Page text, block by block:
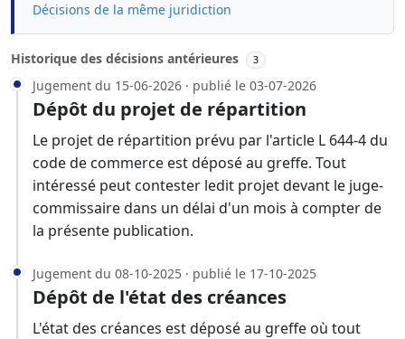
Décisions de la même juridiction
Historique des décisions antérieures 3
Jugement du 15-06-2026 · publié le 03-07-2026
Dépôt du projet de répartition
Le projet de répartition prévu par l'article L 644-4 du
code de commerce est déposé au greffe. Tout
intéressé peut contester ledit projet devant le juge-
commissaire dans un délai d'un mois à compter de
la présente publication.
Jugement du 08-10-2025 · publié le 17-10-2025
Dépôt de l'état des créances
L'état des créances est déposé au greffe où tout